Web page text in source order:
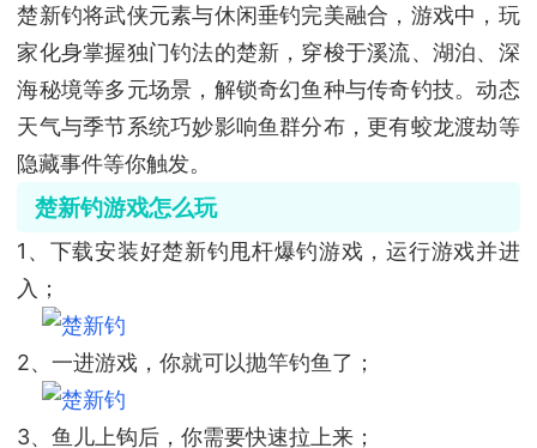
楚新钓将武侠元素与休闲垂钓完美融合，游戏中，玩
家化身掌握独门钓法的楚新，穿梭于溪流、湖泊、深
海秘境等多元场景，解锁奇幻鱼种与传奇钓技。动态
天气与季节系统巧妙影响鱼群分布，更有蛟龙渡劫等
隐藏事件等你触发。
楚新钓游戏怎么玩
1、下载安装好楚新钓甩杆爆钓游戏，运行游戏并进
入；
2、一进游戏，你就可以抛竿钓鱼了；
3、鱼儿上钩后，你需要快速拉上来；